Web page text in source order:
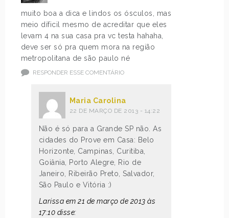
muito boa a dica e lindos os ósculos, mas
meio díficil mesmo de acreditar que eles
levam 4 na sua casa pra vc testa hahaha,
deve ser só pra quem mora na região
metropolitana de são paulo né
RESPONDER ESSE COMENTÁRIO
Maria Carolina
22 DE MARÇO DE 2013 - 14:22
Não é só para a Grande SP não. As
cidades do Prove em Casa: Belo
Horizonte, Campinas, Curitiba,
Goiânia, Porto Alegre, Rio de
Janeiro, Ribeirão Preto, Salvador,
São Paulo e Vitória :)
Larissa em 21 de março de 2013 às
17:10 disse: